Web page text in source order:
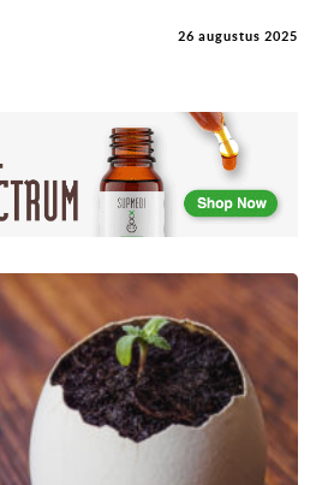
26 augustus 2025